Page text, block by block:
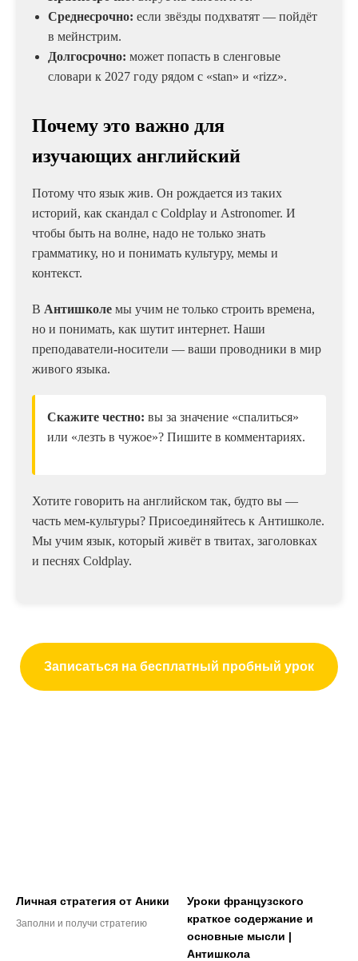
Среднесрочно: если звёзды подхватят — пойдёт
в мейнстрим.
Долгосрочно: может попасть в сленговые
словари к 2027 году рядом с «stan» и «rizz».
Почему это важно для
изучающих английский
Потому что язык жив. Он рождается из таких
историй, как скандал с Coldplay и Astronomer. И
чтобы быть на волне, надо не только знать
грамматику, но и понимать культуру, мемы и
контекст.
В Антишколе мы учим не только строить времена,
но и понимать, как шутит интернет. Наши
преподаватели-носители — ваши проводники в мир
живого языка.
Скажите честно: вы за значение «спалиться»
или «лезть в чужое»? Пишите в комментариях.
Хотите говорить на английском так, будто вы —
часть мем-культуры? Присоединяйтесь к Антишколе.
Мы учим язык, который живёт в твитах, заголовках
и песнях Coldplay.
Записаться на бесплатный пробный урок
Личная стратегия от Аники
Заполни и получи стратегию
Уроки французского
краткое содержание и
основные мысли |
Антишкола